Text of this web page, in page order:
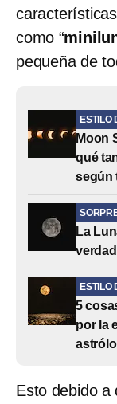
como “
pequeña de
ESTILO
Moon
qué
según
La
ESTILO
5
por la
Esto debido a